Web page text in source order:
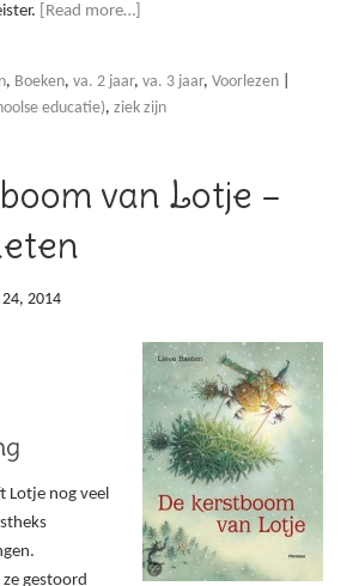
[Read more…]
, Boeken, va. 2 jaar, va. 3 jaar, Voorlezen
educatie), ziek zijn
van Lotje –
2014
Lotje nog veel
gestoord